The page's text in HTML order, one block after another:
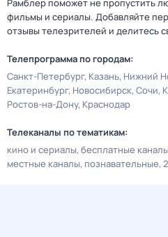
Рамблер поможет не пропустить
фильмы и сериалы. Добавляйте
отзывы телезрителей и делитесь
Телепрограмма по городам:
Санкт-Петербург Казань Нижний
Екатеринбург Новосибирск Сочи
Ростов-на-Дону Краснодар
Телеканалы по тематикам:
кино и сериалы бесплатные каналы
местные каналы познавательные